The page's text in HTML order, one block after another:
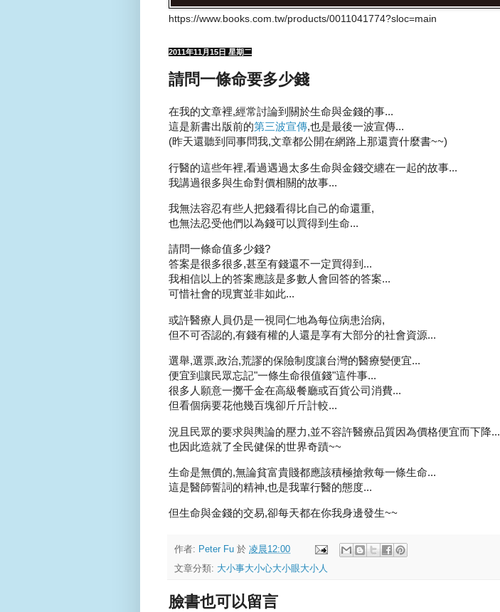
https://www.books.com.tw/products/0011041774?sloc=main
2011年11月15日 星期二
請問一條命要多少錢
在我的文章裡,經常討論到關於生命與金錢的事...
這是新書出版前的第三波宣傳,也是最後一波宣傳...
(昨天還聽到同事問我,文章都公開在網路上那還賣什麼書~~)
行醫的這些年裡,看過遇過太多生命與金錢交纏在一起的故事...
我講過很多與生命對價相關的故事...
我無法容忍有些人把錢看得比自己的命還重,
也無法忍受他們以為錢可以買得到生命...
請問一條命值多少錢?
答案是很多很多,甚至有錢還不一定買得到...
我相信以上的答案應該是多數人會回答的答案...
可惜社會的現實並非如此...
或許醫療人員仍是一視同仁地為每位病患治病,
但不可否認的,有錢有權的人還是享有大部分的社會資源...
選舉,選票,政治,荒謬的保險制度讓台灣的醫療變便宜...
便宜到讓民眾忘記"一條生命很值錢"這件事...
很多人願意一擲千金在高級餐廳或百貨公司消費...
但看個病要花他幾百塊卻斤斤計較...
況且民眾的要求與輿論的壓力,並不容許醫療品質因為價格便宜而下降...
也因此造就了全民健保的世界奇蹟~~
生命是無價的,無論貧富貴賤都應該積極搶救每一條生命...
這是醫師誓詞的精神,也是我輩行醫的態度...
但生命與金錢的交易,卻每天都在你我身邊發生~~
作者: Peter Fu 於 凌晨12:00
文章分類: 大小事大小心大小眼大小人
臉書也可以留言